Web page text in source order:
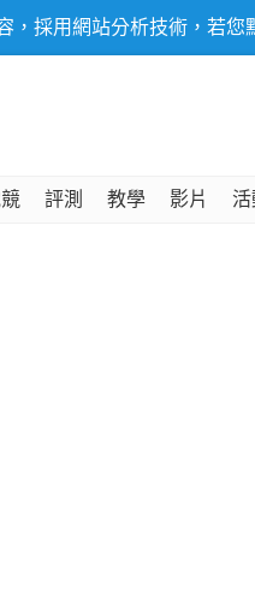
，採用網站分析技術，若
評測 教學 影片 活